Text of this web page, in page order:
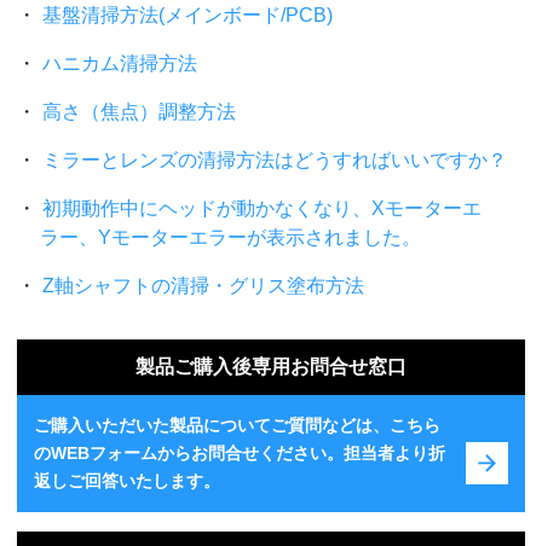
基盤清掃方法(メインボード/PCB)
ハニカム清掃方法
高さ（焦点）調整方法
ミラーとレンズの清掃方法はどうすればいいですか？
初期動作中にヘッドが動かなくなり、Xモーターエ
ラー、Yモーターエラーが表示されました。
Z軸シャフトの清掃・グリス塗布方法
製品ご購入後専用お問合せ窓口
ご購入いただいた製品についてご質問などは、こちら
のWEBフォームからお問合せください。担当者より折
返しご回答いたします。